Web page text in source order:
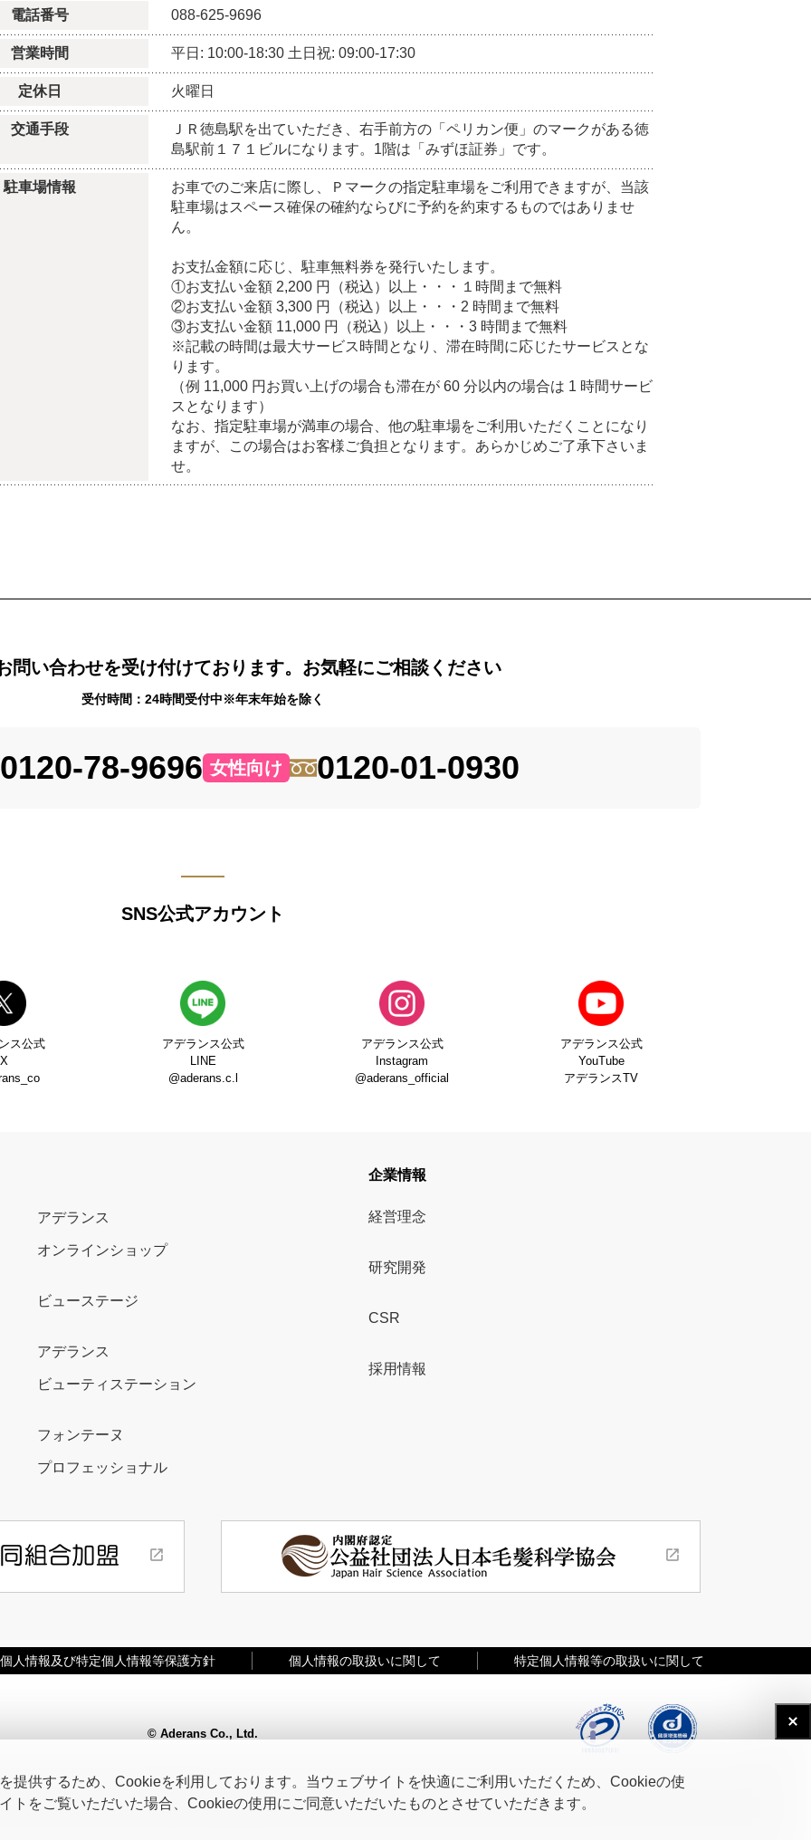
電話番号 088-625-9696
営業時間 平日: 10:00-18:30 土日祝: 09:00-17:30
定休日 火曜日
交通手段
ＪＲ徳島駅を出ていただき、右手前方の「ペリカン便」のマークがある徳
島駅前１７１ビルになります。1階は「みずほ証券」です。
駐車場情報
お車でのご来店に際し、Ｐマークの指定駐車場をご利用できますが、当該
駐車場はスペース確保の確約ならびに予約を約束するものではありませ
ん。
お支払金額に応じ、駐車無料券を発行いたします。
①お支払い金額 2,200 円（税込）以上・・・１時間まで無料
②お支払い金額 3,300 円（税込）以上・・・2 時間まで無料
③お支払い金額 11,000 円（税込）以上・・・3 時間まで無料
※記載の時間は最大サービス時間となり、滞在時間に応じたサービスとな
ります。
（例 11,000 円お買い上げの場合も滞在が 60 分以内の場合は 1 時間サービ
スとなります）
なお、指定駐車場が満車の場合、他の駐車場をご利用いただくことになり
ますが、この場合はお客様ご負担となります。あらかじめご了承下さいま
せ。
問い合わせを受け付けております。お気軽にご相談ください
受付時間：24時間受付中※年末年始を除く
0120-78-9696 女性向け 0120-01-0930
SNS公式アカウント
ス公式
X
アデランス公式
LINE
@aderans.c.l
アデランス公式
Instagram
@aderans_official
アデランス公式
YouTube
アデランスTV
アデランス
オンラインショップ
ビューステージ
アデランス
ビューティステーション
フォンテーヌ
プロフェッショナル
企業情報
経営理念
研究開発
CSR
採用情報
個人情報及び特定個人情報等保護方針 個人情報の取扱いに関して 特定個人情報等の取扱いに関して
© Aderans Co., Ltd.
提供するため、Cookieを利用しております。当ウェブサイトを快適にご利用いただくため、Cookieの使
トをご覧いただいた場合、Cookieの使用にご同意いただいたものとさせていただきます。